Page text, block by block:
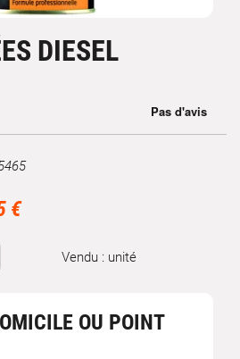
DIESEL
€
Vendu : unité
OU POINT